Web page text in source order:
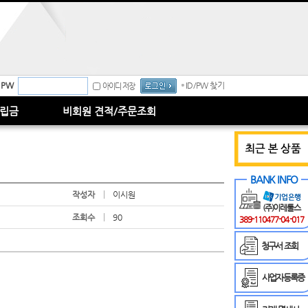
PW 아이디 저장 ID/PW 찾기
금 비회원 견적/주문조회
작성자 이시원
조회수 90
BANK INFO
(주)이레툴스
389-110477-04-017
청구서 조회
사업자등록증